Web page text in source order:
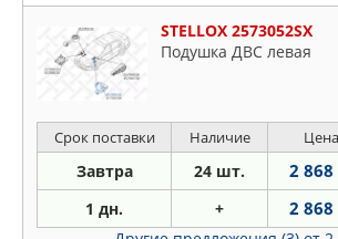
STELLOX 2573052SX
Подушка ДВС левая
Срок поставки Наличие Цена
Завтра 24 шт. 2 868
1 дн. + 2 868